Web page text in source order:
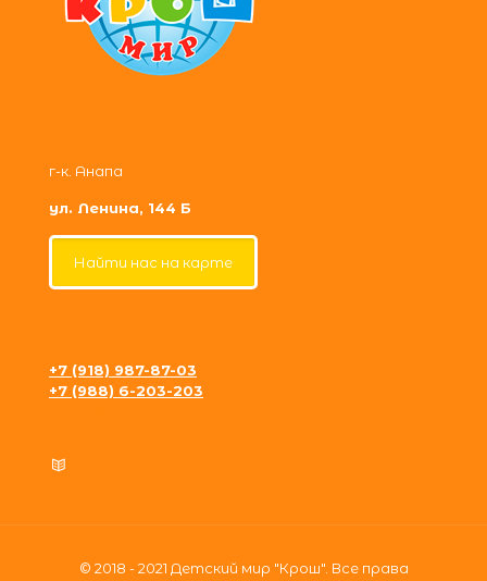
г-к. Анапа
ул. Ленина, 144 Б
Найти нас на карте
+7 (918) 987-87-03
+7 (988) 6-203-203
© 2018 - 2021 Детский мир "Крош". Все права